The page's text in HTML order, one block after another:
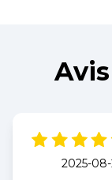
2025-